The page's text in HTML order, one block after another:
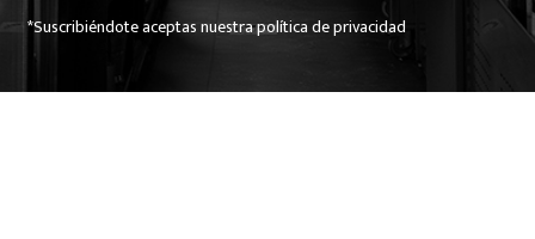
*Suscribiéndote aceptas nuestra política de privacidad